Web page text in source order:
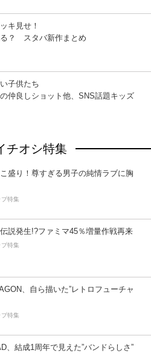
キ見せ！
？ スタバ新作まとめ
子供たち
仲良しショット他、SNS話題キッズ
チオシ特集
盛り！尊すぎる男子の純情ラブに胸
プ特集
説発生!?ファミマ45％増量作戦再来
プ特集
、自ら描いた”レトロフューチャ
プ特集
、結成1周年で見えた”バンドらしさ”